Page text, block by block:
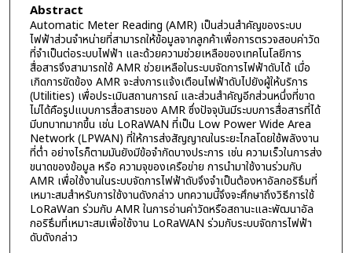
Abstract
Automatic Meter Reading (AMR) เป็นส่วนสำคัญของระบบ
ไฟฟ้าส่วนจำหน่ายที่สามารถให้ข้อมูลจากลูกค้าเพื่อการตรวจสอบค่าวัด
ที่จำเป็นต่อระบบไฟฟ้า และด้วยความช่วยเหลือของเทคโนโลยีการ
สื่อสารจึงสามารถใช้ AMR ช่วยเหลือในระบบจัดการไฟฟ้าดับได้ เมื่อ
เกิดการขัดข้อง AMR จะส่งการแจ้งเตือนไฟฟ้าดับไปยังผู้ให้บริการ
(Utilities) เพื่อประเมินสถานการณ์ และส่วนสำคัญอีกส่วนหนึ่งที่ขาด
ไม่ได้คือรูปแบบการสื่อสารของ AMR ซึ่งปัจจุบันมีระบบการสื่อสารที่ได้
มีบทบาทมากขึ้น เช่น LoRaWAN ที่เป็น Low Power Wide Area
Network (LPWAN) ที่ให้การส่งสัญญาณในระยะไกลโดยใช้พลังงาน
ที่ต่ำ อย่างไรก็ตามมันยังมีข้อจำกัดบางประการ เช่น ความเร็วในการส่ง
ขนาดของข้อมูล หรือ ความจุของเครือข่าย การนำมาใช้งานร่วมกับ
AMR เพื่อใช้งานในระบบจัดการไฟฟ้าดับจึงจำเป็นต้องหาอัลกอริธึมที่
เหมาะสมสำหรับการใช้งานดังกล่าว บทความนี้จึงจะศึกษาถึงวิธีการใช้
LoRaWan ร่วมกับ AMR ในการอ่านค่าวัดหรือสถานะและพัฒนาอัล
กอริธึมที่เหมาะสมเพื่อใช้งาน LoRaWAN ร่วมกับระบบจัดการไฟฟ้า
ดับดังกล่าว